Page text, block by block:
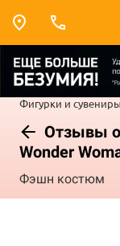
Фигурки и сувениры
Отзывы о
Wonder
Фэшн костюм